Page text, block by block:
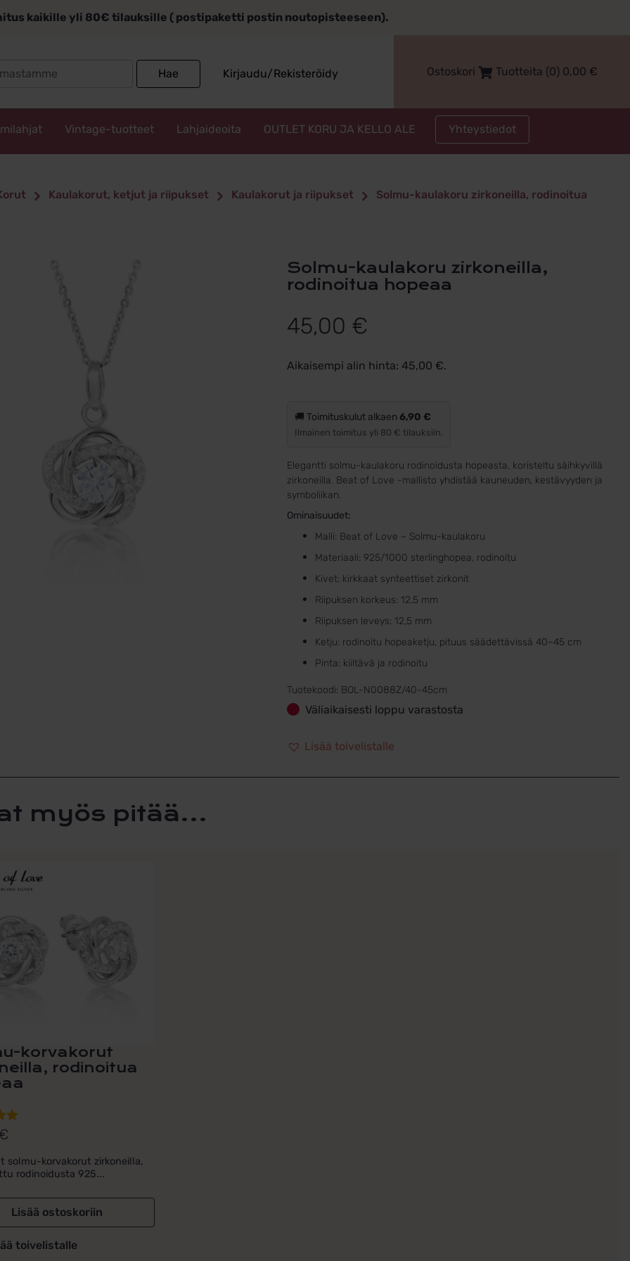
kaikille yli 80€ tilauksille ( postipaketti postin noutopisteeseen).
Hae Kirjaudu/Rekisteröidy Ostoskori Tuotteita (0) 0,00 €
Vintage-tuotteet Lahjaideoita OUTLET KORU JA KELLO ALE Yhteystiedot
Kaulakorut, ketjut ja riipukset Kaulakorut ja riipukset Solmu-kaulakoru zirkoneilla, rodinoitua
Solmu-kaulakoru zirkoneilla,
rodinoitua hopeaa
45,00 €
Aikaisempi alin hinta: 45,00 €.
🚚 Toimituskulut alkaen6,90 €
Ilmainen toimitus yli 80 € tilauksiin.
Elegantti solmu-kaulakoru rodinoidusta hopeasta, koristeltu säihkyvillä
zirkoneilla. Beat of Love -mallisto yhdistää kauneuden, kestävyyden ja
symboliikan.
Ominaisuudet:
Malli: Beat of Love – Solmu-kaulakoru
Materiaali: 925/1000 sterlinghopea, rodinoitu
Kivet: kirkkaat synteettiset zirkonit
Riipuksen korkeus: 12,5 mm
Riipuksen leveys: 12,5 mm
Ketju: rodinoitu hopeaketju, pituus säädettävissä 40–45 cm
Pinta: kiiltävä ja rodinoitu
Tuotekoodi: BOL-N0088Z/40-45cm
Väliaikaisesti loppu varastosta
Lisää toivelistalle
myös pitää...
korvakorut
rodinoitua
solmu-korvakorut zirkoneilla,
rodinoidusta 925...
Lisää ostoskoriin
toivelistalle